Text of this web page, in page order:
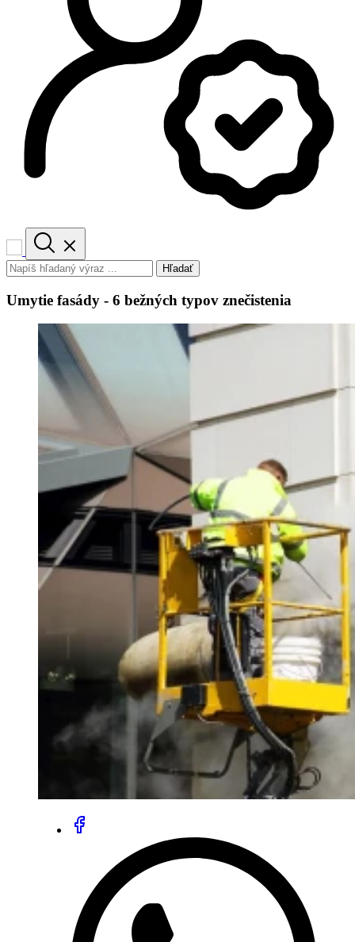
Hľadať
Umytie fasády - 6 bežných typov znečistenia